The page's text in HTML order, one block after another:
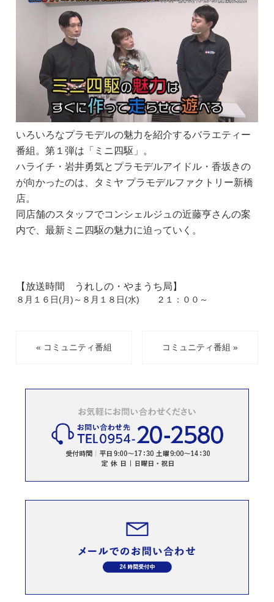
いろいろなプラモデルの魅力を紹介するバラエティー
番組。第１弾は「ミニ四駆」。
ハライチ・岩井勇気とプラモデルアイドル・香坂きの
が向かったのは、タミヤ プラモデルファクトリー新橋
店。
同店舗のスタッフでコンシェルジュの近藤亨さんの案
内で、最新ミニ四駆の魅力に迫っていく。
【放送時間 うれしの・やまうち局】
８月１６日(月)～８月１８日(水) ２１：００～
« コミュニティ番組 コミュニティ番組 »